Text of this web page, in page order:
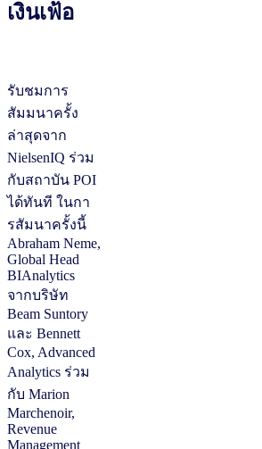
เงินเฟ้อ
รับชมการ
สัมมนาครั้ง
ล่าสุดจาก
NielsenIQ ร่วม
กับสถาบัน POI
ได้ทันที ในกา
รสัมนาครั้งนี้
Abraham Neme,
Global Head
BIAnalytics
จากบริษัท
Beam Suntory
และ Bennett
Cox, Advanced
Analytics ร่วม
กับ Marion
Marchenoir,
Revenue
Management